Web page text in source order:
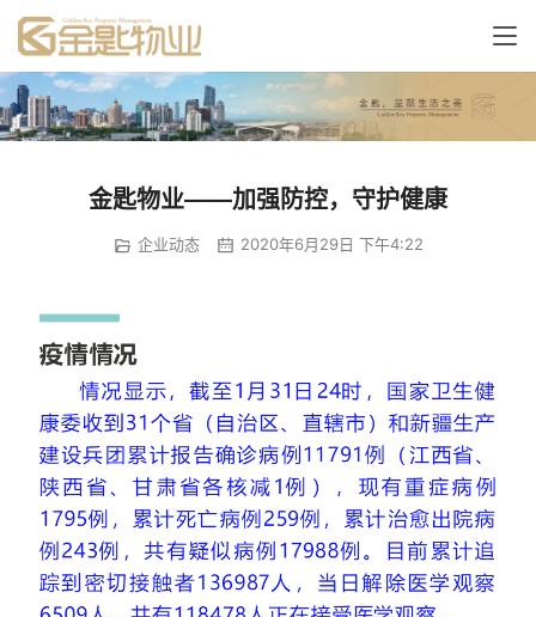
金匙物业——加强防控，守护健康
企业动态 2020年6月29日 下午4:22